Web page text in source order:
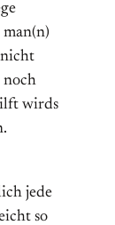
man(n)
noch
wirds
jede
so